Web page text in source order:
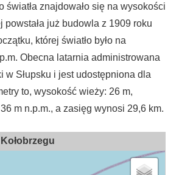
światła znajdowało się na wysokości
powstała już budowla z 1909 roku
której światło było na
Obecna latarnia administrowana
w Słupsku i jest udostępniona dla
to, wysokość wieży: 26 m,
m n.p.m., a zasięg wynosi 29,6 km.